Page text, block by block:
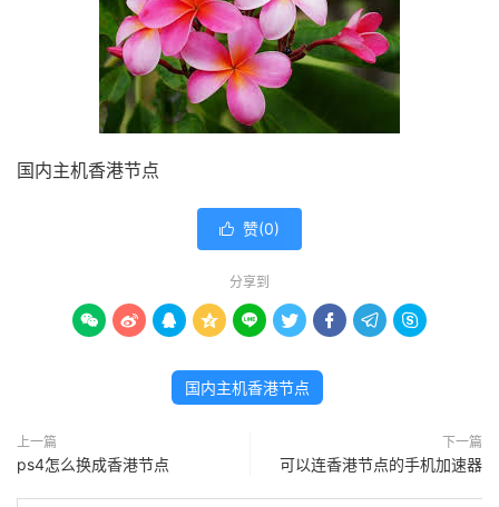
国内主机香港节点
 赞(0)
分享到
        
国内主机香港节点
上一篇
ps4怎么换成香港节点
下一篇
可以连香港节点的手机加速器